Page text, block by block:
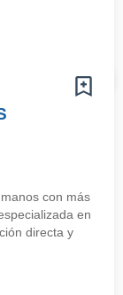
con más
en
directa y